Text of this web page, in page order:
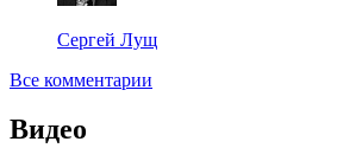
Сергей Лущ
Все комментарии
Видео